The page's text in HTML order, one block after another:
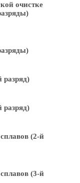
очистке
(2-й
(3-й